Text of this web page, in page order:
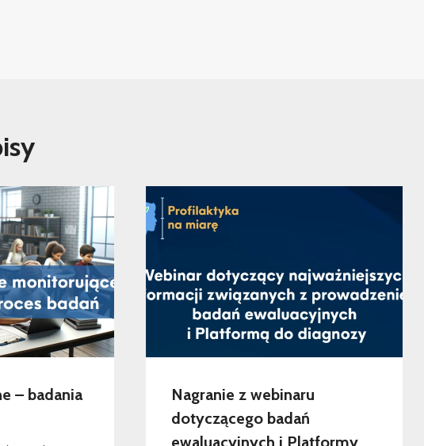
– badania
Nagranie z webinaru
dotyczącego badań